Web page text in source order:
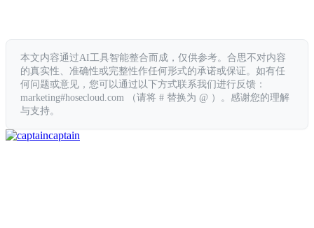
本文内容通过AI工具智能整合而成，仅供参考。合思不对内容
的真实性、准确性或完整性作任何形式的承诺或保证。如有任
何问题或意见，您可以通过以下方式联系我们进行反馈：
marketing#hosecloud.com （请将 # 替换为 @ ）。感谢您的理解
与支持。
captain